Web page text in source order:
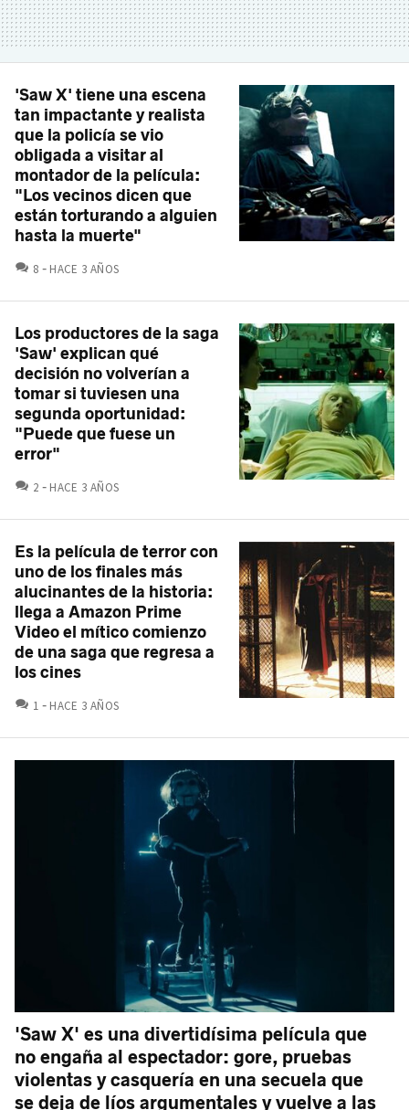
'Saw X' tiene una escena
tan impactante y realista
que la policía se vio
obligada a visitar al
montador de la película:
"Los vecinos dicen que
están torturando a alguien
hasta la muerte"
8 COMENTARIOS
HACE 3 AÑOS
Los productores de la saga
'Saw' explican qué
decisión no volverían a
tomar si tuviesen una
segunda oportunidad:
"Puede que fuese un
error"
2 COMENTARIOS
HACE 3 AÑOS
Es la película de terror con
uno de los finales más
alucinantes de la historia:
llega a Amazon Prime
Video el mítico comienzo
de una saga que regresa a
los cines
1 COMENTARIOS
HACE 3 AÑOS
'Saw X' es una divertidísima película que
no engaña al espectador: gore, pruebas
violentas y casquería en una secuela que
se deja de líos argumentales y vuelve a las